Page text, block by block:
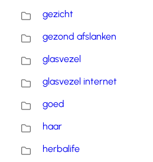
gezicht
gezond afslanken
glasvezel
glasvezel internet
goed
haar
herbalife